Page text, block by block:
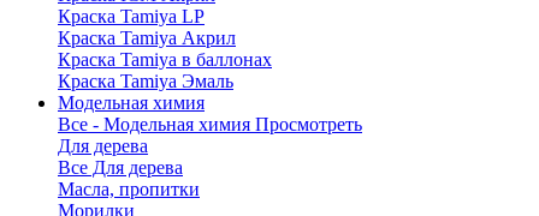
Краска Tamiya LP
Краска Tamiya Акрил
Краска Tamiya в баллонах
Краска Tamiya Эмаль
Модельная химия
Все - Модельная химия Просмотреть
Для дерева
Все Для дерева
Масла, пропитки
Морилки